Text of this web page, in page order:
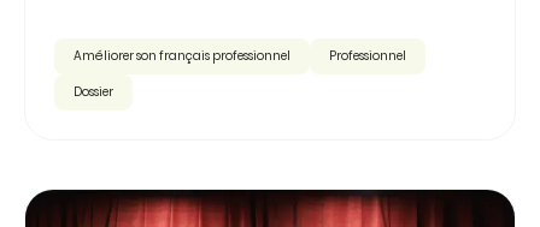
Améliorer son français professionnel
Professionnel
Dossier